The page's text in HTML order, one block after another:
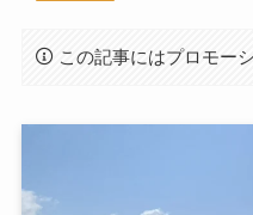
この記事にはプロモー